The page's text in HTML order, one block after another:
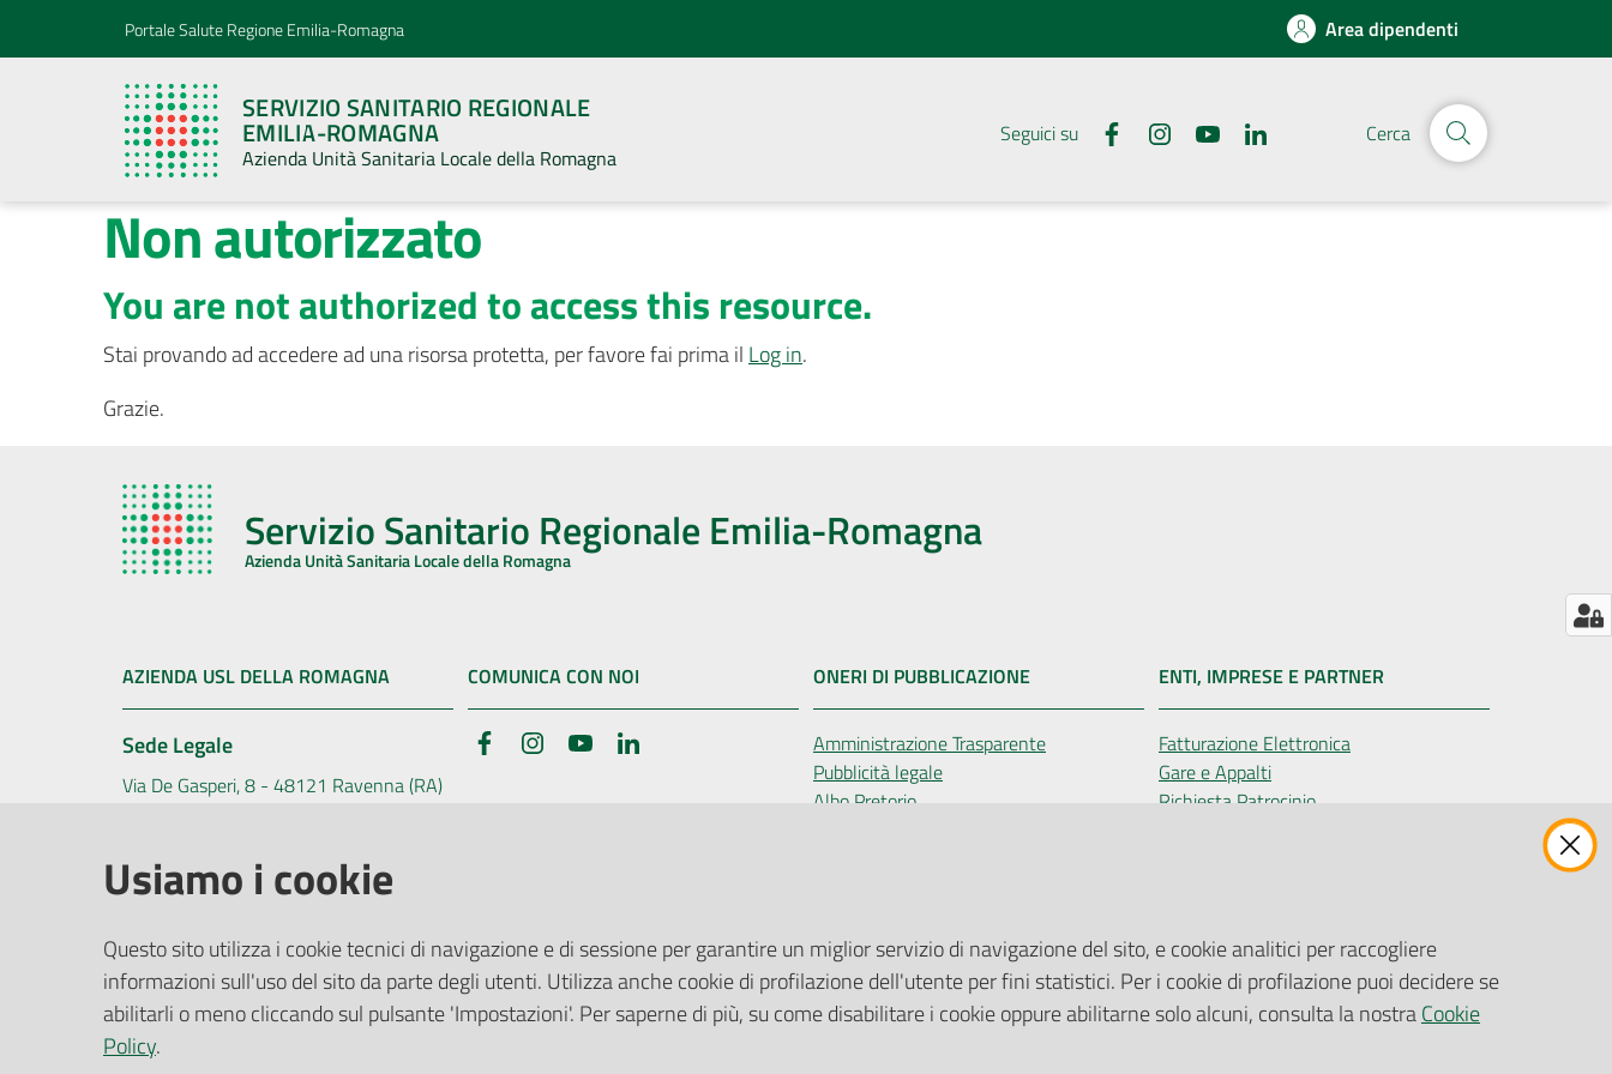
Vai al contenuto
Vai alla navigazionePortale Salute Regione Emilia-Romagna Area dipendenti
SERVIZIO SANITARIO REGIONALE
EMILIA-ROMAGNA
Azienda Unità Sanitaria Locale della Romagna
Seguici su Cerca
Non autorizzato
You are not authorized to access this resource.
Stai provando ad accedere ad una risorsa protetta, per favore fai prima il Log in.
Grazie.
Servizio Sanitario Regionale Emilia-Romagna
Azienda Unità Sanitaria Locale della Romagna
AZIENDA USL DELLA ROMAGNA
Sede Legale
Via De Gasperi, 8 - 48121 Ravenna (RA)
PEC: azienda@pec.auslromagna.it
COMUNICA CON NOI
FacebookInstagramYouTube
ONERI DI PUBBLICAZIONE
Amministrazione Trasparente
Pubblicità legale
Albo Pretorio
ENTI, IMPRESE E PARTNER
Fatturazione Elettronica
Gare e Appalti
Richiesta Patrocinio
Dichiarazione di Accessibilità Dati di Monitoraggio Impostazioni cookie
Usiamo i cookie
Questo sito utilizza i cookie tecnici di navigazione e di sessione per garantire un miglior servizio di navigazione del sito, e cookie analitici per raccogliere
informazioni sull'uso del sito da parte degli utenti. Utilizza anche cookie di profilazione dell'utente per fini statistici. Per i cookie di profilazione puoi decidere se
abilitarli o meno cliccando sul pulsante 'Impostazioni'. Per saperne di più, su come disabilitare i cookie oppure abilitarne solo alcuni, consulta la nostraCookie
Policy.